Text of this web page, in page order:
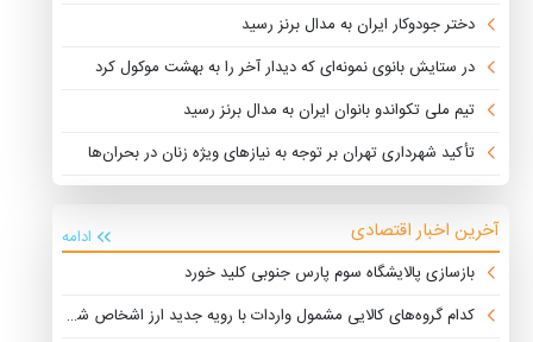
دختر جودوکار ایران به مدال برنز رسید
در ستایش بانوی نمونه‌ای که دیدار آخر را به بهشت موکول کرد
تیم ملی تکواندو بانوان ایران به مدال برنز رسید
تأکید شهرداری تهران بر توجه به نیازهای ویژه زنان در بحران‌ها
آخرین اخبار اقتصادی
ادامه
بازسازی پالایشگاه سوم پارس جنوبی کلید خورد
کدام گروه‌های کالایی مشمول واردات با رویه جدید ارز اشخاص شدند؟